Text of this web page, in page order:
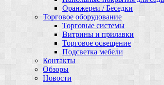
Оранжереи / Беседки
Торговое оборудование
Торговые системы
Витрины и прилавки
Торговое освещение
Подсветка мебели
Контакты
Обзоры
Новости